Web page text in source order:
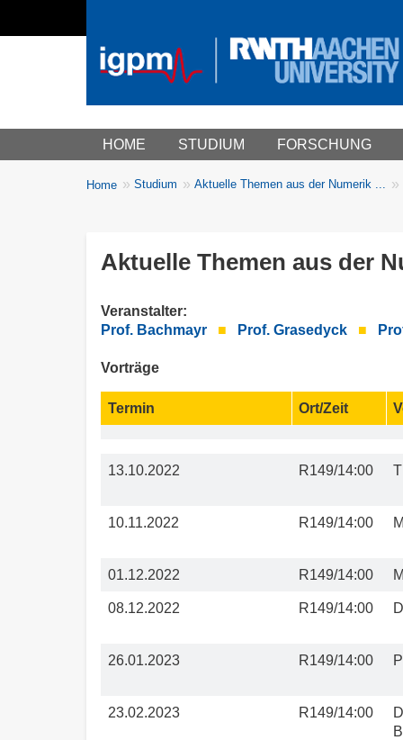
Main menu
HOME STUDIUM FORSCHUNG
Breadcrumbs
You
Home Studium Aktuelle Themen aus der Numerik ...
Aktuelle Themen aus der
Veranstalter:
Prof. Bachmayr
■ Prof. Grasedyck ■
Vorträge
Termin Ort/Zeit
13.10.2022 R149/14:00
10.11.2022 R149/14:00
01.12.2022 R149/14:00
08.12.2022 R149/14:00
26.01.2023 R149/14:00
23.02.2023 R149/14:00